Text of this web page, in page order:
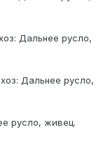
Дальнее русло,
Дальнее русло,
русло, живец.